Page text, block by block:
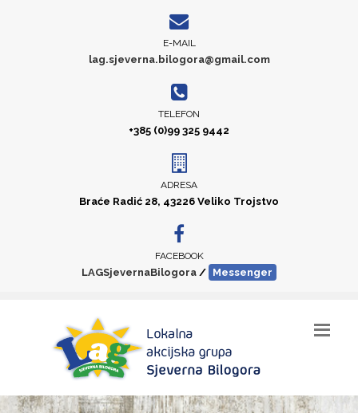
E-MAIL
lag.sjeverna.bilogora@gmail.com
TELEFON
+385 (0)99 325 9442
ADRESA
Braće Radić 28, 43226 Veliko Trojstvo
FACEBOOK
LAGSjevernaBilogora / Messenger